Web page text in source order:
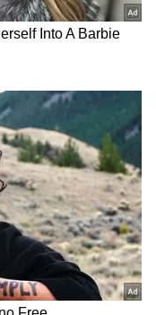
முதன்மைத்